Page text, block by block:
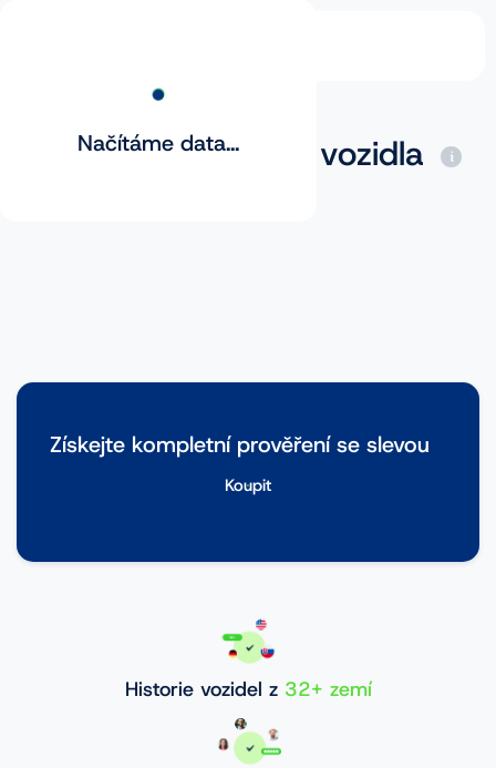
Načítáme data...
Základní prověření vozidla
Získejte kompletní prověření se slevou
Koupit
Historie vozidel z 32+ zemí